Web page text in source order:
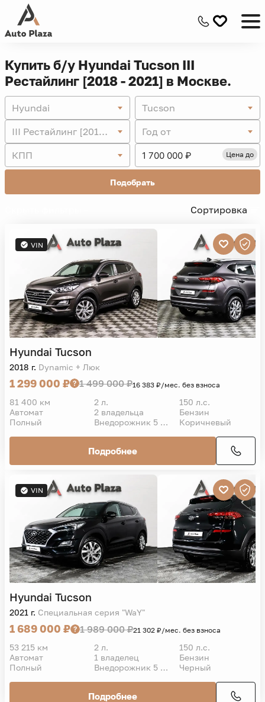
Купить б/у Hyundai Tucson III
Рестайлинг [2018 - 2021] в Москве.
Hyundai
Tucson
III Рестайлинг [2018 - 2021]
Год от
КПП
Цена до
Подобрать
Сортировка
VIN
Hyundai Tucson
2018 г. Dynamic + Люк
1 299 000 ₽ 1 499 000 ₽16 383 ₽/мес. без взноса
81 400 км 2 л.
150 л.с.
Автомат
2 владельца
Бензин
Полный
Внедорожник 5 дв. Коричневый
Подробнее
VIN
Hyundai Tucson
2021 г. Специальная серия "WaY"
1 689 000 ₽ 1 989 000 ₽21 302 ₽/мес. без взноса
53 215 км 2 л.
150 л.с.
Автомат
1 владелец
Бензин
Полный
Внедорожник 5 дв. Черный
Подробнее